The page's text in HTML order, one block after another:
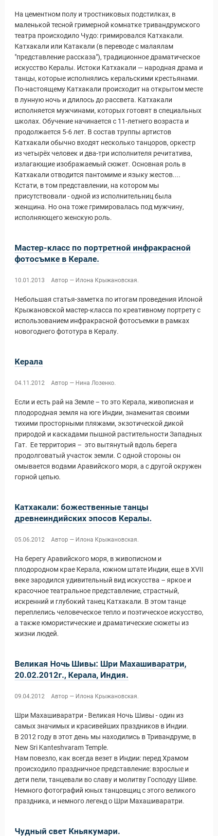
На цементном полу и тростниковых подстилках, в
маленькой тесной гримерной комнатке тривандрумского
театра происходило Чудо: гримировался Катхакали.
Катхакали или Катакали (в переводе с малаялам
"представление рассказа"), традиционное драматическое
искусство Кералы. Истоки Катхакали — народная драма и
танцы, которые исполнялись керальскими крестьянами.
По-настоящему Катхакали происходит на открытом месте
в лунную ночь и длилось до рассвета. Катхакали
исполняется мужчинами, которых готовят в специальных
школах. Обучение начинается с 11-летнего возраста и
продолжается 5-6 лет. В состав труппы артистов
Катхакали обычно входят несколько танцоров, оркестр
из четырёх человек и два-три исполнителя речитатива,
излагающие изображаемый сюжет. Основная роль в
Катхакали отводится пантомиме и языку жестов....
Кстати, в том представлении, на котором мы
присутствовали - одной из исполнительниц была
женщина. Но она тоже гримировалась под мужчину,
исполняющего женскую роль.
Мастер-класс по портретной инфракрасной
фотосъмке в Керале.
10.01.2013 Автор — Илона Крыжановская.
Небольшая статья-заметка по итогам проведения Илоной
Крыжановской мастер-класса по креативному портрету с
использованием инфракрасной фотосъемки в рамках
новогоднего фототура в Кералу.
Керала
04.11.2012 Автор — Нина Лозенко.
Если и есть рай на Земле – то это Керала, живописная и
плодородная земля на юге Индии, знаменитая своими
тихими просторными пляжами, экзотической дикой
природой и каскадами пышной растительности Западных
Гат. Ее территория – это вытянутый вдоль берега
продолговатый участок земли. С одной стороны он
омывается водами Аравийского моря, а с другой окружен
горной цепью.
Катхакали: божественные танцы
древнеиндийских эпосов Кералы.
05.06.2012 Автор — Илона Крыжановская.
На берегу Аравийского моря, в живописном и
плодородном крае Керала, южном штате Индии, еще в XVII
веке зародился удивительный вид искусства – яркое и
красочное театральное представление, страстный,
искренний и глубокий танец Катхакали. В этом танце
переплелись человеческое тепло и поэтическое искусство,
а также юмористические и драматические сюжеты из
жизни людей.
Великая Ночь Шивы: Шри Махашиваратри,
20.02.2012г., Керала, Индия.
09.04.2012 Автор — Илона Крыжановская.
Шри Махашиваратри - Великая Ночь Шивы - один из
самых значимых и красивейших праздников в Индии.
В 2012 году в этот день мы находились в Тривандруме, в
New Sri Kanteshvaram Temple.
Нам повезло, как всегда везет в Индии: перед Храмом
происходило праздничное представление: взрослые и
дети пели, танцевали во славу и молитву Господуу Шиве.
Немного фотографий юных танцовщиц с этого великого
праздника, и немного легенд о Шри Махашиваратри.
Чудный свет Кньякумари.